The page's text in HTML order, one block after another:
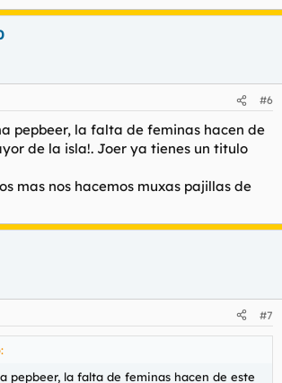
#6
pepbeer, la falta de feminas hacen de
de la isla!. Joer ya tienes un titulo
mas nos hacemos muxas pajillas de
#7
pepbeer, la falta de feminas hacen de este